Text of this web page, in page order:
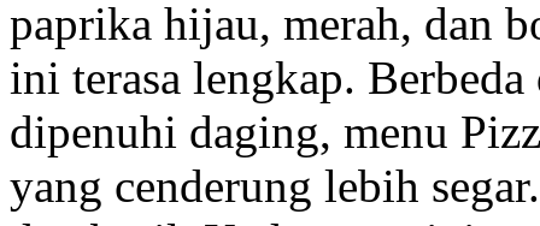
paprika hijau, merah, dan
ini terasa lengkap.
dipenuhi daging, menu
yang cenderung lebih